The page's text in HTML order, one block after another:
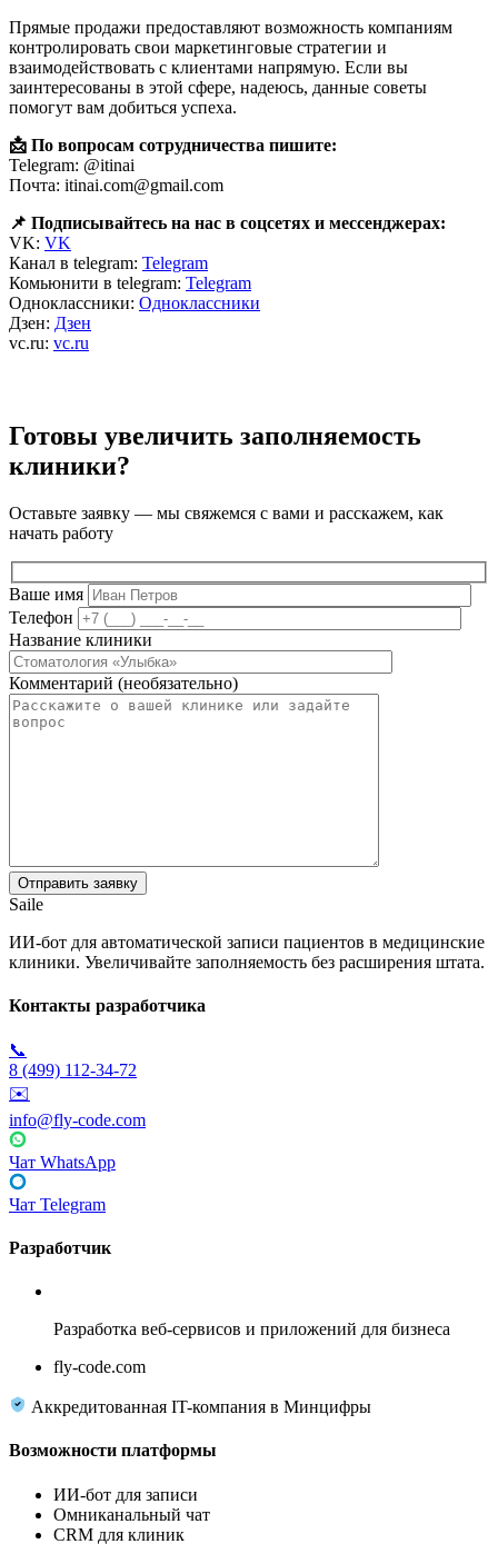
Прямые продажи предоставляют возможность компаниям
контролировать свои маркетинговые стратегии и
взаимодействовать с клиентами напрямую. Если вы
заинтересованы в этой сфере, надеюсь, данные советы
помогут вам добиться успеха.
📩 По вопросам сотрудничества пишите:
Telegram: @itinai
Почта: itinai.com@gmail.com
📌 Подписывайтесь на нас в соцсетях и мессенджерах:
VK: VK
Канал в telegram: Telegram
Комьюнити в telegram: Telegram
Одноклассники: Одноклассники
Дзен: Дзен
vc.ru: vc.ru
Готовы увеличить заполняемость
клиники?
Оставьте заявку — мы свяжемся с вами и расскажем, как
начать работу
Ваше имя
Телефон
Название клиники
Комментарий (необязательно)
Saile
ИИ-бот для автоматической записи пациентов в медицинские
клиники. Увеличивайте заполняемость без расширения штата.
Контакты разработчика
📞
8 (499) 112-34-72
✉️
info@fly-code.com
Чат WhatsApp
Чат Telegram
Разработчик
Разработка веб-сервисов и приложений для бизнеса
fly-code.com
Аккредитованная IT-компания в Минцифры
Возможности платформы
ИИ-бот для записи
Омниканальный чат
CRM для клиник